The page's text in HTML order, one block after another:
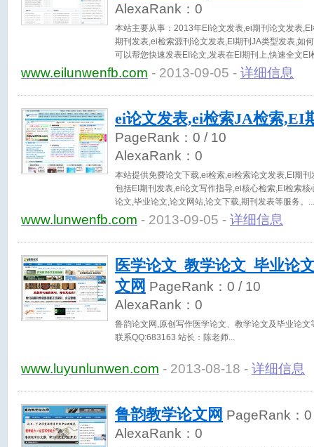
AlexaRank： 0
本站主要从事：2013年EI论文发表,ei期刊论文发表
期刊发表,ei检索源刊论文发表,EI期刊JA类型发表,如
可以帮您快速发表EI论文,发表在EI期刊上,快速全文EI
www.eilunwenfb.com - 2013-09-05 - 详细信息
ei论文发表,ei检索JA检索,EI
PageRank： 0 / 10
AlexaRank： 0
本站提供免费论文下载,ei检索,ei检索论文发表,EI期
包括EI期刊发表,ei论文写作指导,ei核心检索,EI检索
论文,毕业论文,论文网站,论文下载,期刊发表等服务。
www.lunwenfb.com - 2013-09-05 - 详细信息
医学论文_教学论文_毕业论
文网 PageRank： 0 / 10
AlexaRank： 0
鲁韵论文网,原创写作医学论文、教学论文及毕业论
联系QQ:683163 站长：陈老师
www.luyunlunwen.com - 2013-08-18 - 详细信息
鲁韵教学论文网 PageRank： 0
AlexaRank： 0